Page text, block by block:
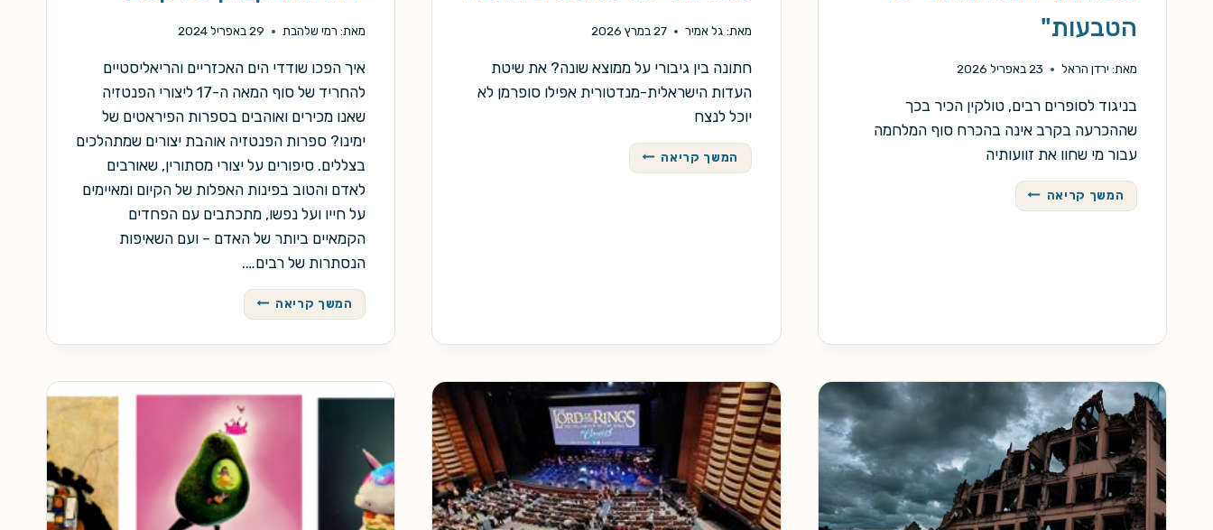
הטבעות"
מאת: ירדן הראל 23 באפריל 2026
בניגוד לסופרים רבים, טולקין הכיר בכך
שההכרעה בקרב אינה בהכרח סוף המלחמה
עבור מי שחוו את זוועותיה
המשך קריאה שש
אחרי
מאת: גל אמיר 27 במרץ 2026
חתונה בין גיבורי על ממוצא שונה? את שיטת
העדות הישראלית-מנדטורית אפילו סופרמן לא
יוכל לנצח
המשך קריאהכשגיבורי
על
מאת: רמי שלהבת 29 באפריל 2024
איך הפכו שודדי הים האכזריים והריאליסטיים
להחריד של סוף המאה ה-17 ליצורי הפנטזיה
שאנו מכירים ואוהבים בספרות הפיראטים של
ימינו? ספרות הפנטזיה אוהבת יצורים שמתהלכים
בצללים. סיפורים על יצורי מסתורין, שאורבים
לאדם והטוב בפינות האפלות של הקיום ומאיימים
על חייו ועל נפשו, מתכתבים עם הפחדים
הקמאיים ביותר של האדם – ועם השאיפות
הנסתרות של רבים….
המשך קריאה יו
הו
קסם